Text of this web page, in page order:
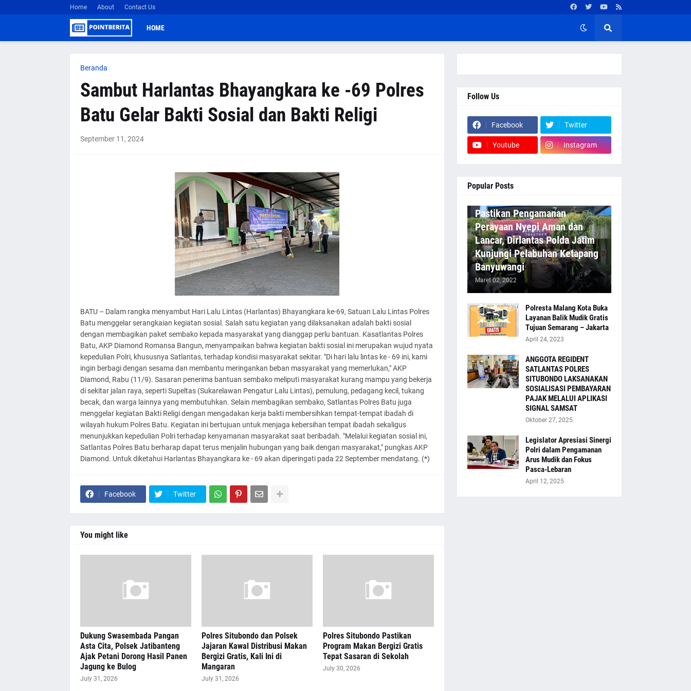
Home About Contact Us
HOME
Beranda
Sambut Harlantas Bhayangkara ke -69 Polres
Batu Gelar Bakti Sosial dan Bakti Religi
September 11, 2024
BATU – Dalam rangka menyambut Hari Lalu Lintas (Harlantas) Bhayangkara ke-69, Satuan Lalu Lintas Polres
Batu menggelar serangkaian kegiatan sosial. Salah satu kegiatan yang dilaksanakan adalah bakti sosial
dengan membagikan paket sembako kepada masyarakat yang dianggap perlu bantuan. Kasatlantas Polres
Batu, AKP Diamond Romansa Bangun, menyampaikan bahwa kegiatan bakti sosial ini merupakan wujud nyata
kepedulian Polri, khususnya Satlantas, terhadap kondisi masyarakat sekitar. "Di hari lalu lintas ke - 69 ini, kami
ingin berbagi dengan sesama dan membantu meringankan beban masyarakat yang memerlukan," AKP
Diamond, Rabu (11/9). Sasaran penerima bantuan sembako meliputi masyarakat kurang mampu yang bekerja
di sekitar jalan raya, seperti Supeltas (Sukarelawan Pengatur Lalu Lintas), pemulung, pedagang kecil, tukang
becak, dan warga lainnya yang membutuhkan. Selain membagikan sembako, Satlantas Polres Batu juga
menggelar kegiatan Bakti Religi dengan mengadakan kerja bakti membersihkan tempat-tempat ibadah di
wilayah hukum Polres Batu. Kegiatan ini bertujuan untuk menjaga kebersihan tempat ibadah sekaligus
menunjukkan kepedulian Polri terhadap kenyamanan masyarakat saat beribadah. "Melalui kegiatan sosial ini,
Satlantas Polres Batu berharap dapat terus menjalin hubungan yang baik dengan masyarakat," pungkas AKP
Diamond. Untuk diketahui Harlantas Bhayangkara ke - 69 akan diperingati pada 22 September mendatang. (*)
Facebook Twitter
You might like
Dukung Swasembada Pangan
Asta Cita, Polsek Jatibanteng
Ajak Petani Dorong Hasil Panen
Jagung ke Bulog
July 31, 2026
Polres Situbondo dan Polsek
Jajaran Kawal Distribusi Makan
Bergizi Gratis, Kali Ini di
Mangaran
July 31, 2026
Polres Situbondo Pastikan
Program Makan Bergizi Gratis
Tepat Sasaran di Sekolah
July 30, 2026
Follow Us
Facebook Twitter
Youtube Instagram
Popular Posts
Pastikan Pengamanan
Perayaan Nyepi Aman dan
Lancar, Dirlantas Polda Jatim
Kunjungi Pelabuhan Ketapang
Banyuwangi
Maret 02, 2022
Polresta Malang Kota Buka
Layanan Balik Mudik Gratis
Tujuan Semarang – Jakarta
April 24, 2023
ANGGOTA REGIDENT
SATLANTAS POLRES
SITUBONDO LAKSANAKAN
SOSIALISASI PEMBAYARAN
PAJAK MELALUI APLIKASI
SIGNAL SAMSAT
Oktober 27, 2025
Legislator Apresiasi Sinergi
Polri dalam Pengamanan
Arus Mudik dan Fokus
Pasca-Lebaran
April 12, 2025